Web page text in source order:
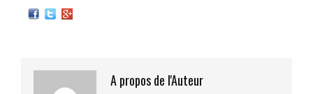
A propos de l'Auteur